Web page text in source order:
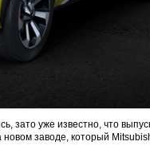
зато уже известно, что
заводе, который